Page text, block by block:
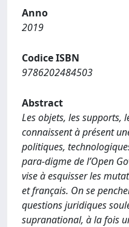
Anno
2019
Codice ISBN
9786202484503
Abstract
Les objets, les supports,
connaissent à présent
politiques,
para-digme de l’Open
vise à esquisser les
et français. On se
questions juridiques
supranational, à la fois